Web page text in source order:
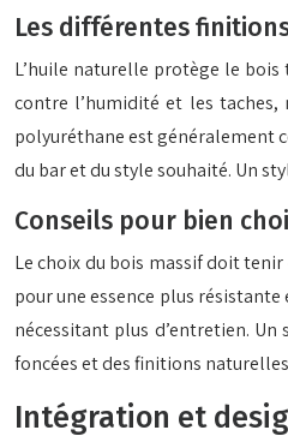
Les différentes
L’huile naturelle protège le
contre l’humidité et les
polyuréthane est généralement
du bar et du style souhaité. Un
Conseils pour bien
Le choix du bois massif doit
pour une essence plus
nécessitant plus d’entretien.
foncées et des finitions
Intégration et